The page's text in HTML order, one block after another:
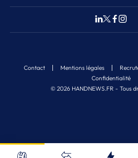
© 2026 HANDNEWS.FR - Tous
Contact Mentions légales
Confidentialité
Nos derniers